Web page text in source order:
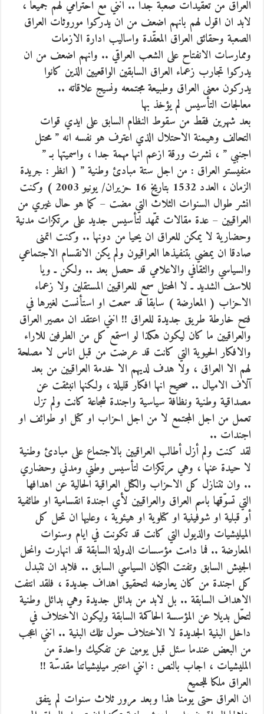
العراق من تعقيدات صعبة جدا .. انني مع احترامي لهم جميعا ،
لابد ان اقول لهم بانهم اضعف من ان يدركوا موروثات العراق
الصعبة وحقائق العراق المعقّدة واساليب ادارة الازمات
وممارسات الانفتاح على الشعب العراقي .. وانهم اضعف من ان
يدركوا تجارب زعماء العراق السابقين الواقعيين الذين كانوا
يدركون معنى العراق وطبيعة مجتمعه ونسيج علاقاته ..
معالجات التأسيس لم يؤخذ بها
بعد شهرين فقط من سقوط النظام السابق على ايدي قوات
التحالف وهيمنة الاحتلال الذي اعترف هو نفسه انه ” محتل
اجنبي ” ، نشرت ورقة ازعم انها مهمة جدا ، واسميتها بـ ”
منفيستو العراق : من اجل ستة مبادئ وطنية ” ( انظر : جريدة
الزمان ، العدد 1532 بتاريخ 16 حزيران/ يونيو 2003 ) وكنت
انشر طوال السنوات الثلاث التي مضت – كما هو حال غيري من
العراقيين – عدة مقالات تمّهد لتأسيس جديد على مرتكزات مدنية
وحضارية لا يمكن للعراق ان يحيا من دونها .. وكنت اتمنى
صادقا ان يمضي بتنفيذها العراقيون ولم يكن الانقسام الاجتماعي
والسياسي والثقافي والاعلامي قد حصل بعد .. ولكن ـ ويا
للاسف الشديد ـ لا المحتل سمع للعراقيين المستقلين ولا زعماء
الاحزاب ( المعارضة ) سابقا قد سمعت او استأنست لغيرها في
فتح خارطة طريق جديدة للعراق !! انني اعتقد ان مصير العراق
والعراقيين ما كان ليكون هكذا لو استمع كل من الطرفين للاراء
والافكار الحيوية التي كانت قد عرضت من قبل اناس لا مصلحة
لهم الا العراق ، ولا هدف لديهم الا خدمة العراقيين من بعد
آلاف الاميال .. صحيح انها افكار قليلة ، ولكنها انبثقت عن
مصداقية وطنية ونظافة سياسية واجندة شجاعة كانت ولم تزل
تعمل من اجل المجتمع لا من اجل احزاب او كتل او طوائف او
اجندات ..
لقد كنت ولم أزل أطالب العراقيين بالاجتماع على مبادئ وطنية
لا حيدة عنها ، وهي مرتكزات لتأسيس وطني ومدني وحضاري
.. وان تتنازل كل الاحزاب والكتل العراقية الحالية عن اهدافها
التي تسوّقها باسم العراق والعراقيين لأي اجندة انقسامية او طائفية
أو قبلية او شوفينية او كتلوية او هيئوية ، وعليها ان تحل كل
الميليشيات والذيول التي كانت قد تكونت في ايام وسنوات
المعارضة .. فما دامت مؤسسات الدولة السابقة قد انهارت وانحل
الجيش السابق وتفتت الكيان السياسي السابق .. فلابد ان تتبدل
كل اجندة من كان يعارضه لتحقيق اهداف جديدة ، فلقد انتفت
الاهداف السابقة .. بل لابد من بدائل جديدة وهي بدائل وطنية
لتحّل بديلا عن المؤسسة الحاكمة السابقة وليكون الاختلاف في
داخل البنية الجديدة لا الاختلاف حول تلك البنية .. انني اعجب
من البعض عندما سئل قبل يومين عن تفكيك واحدة من
المليشيات ، اجاب بالنص : انني اعتبر ميليشياتنا مقدسّة !!
العراق ملكا للجميع
ان العراق حتى يومنا هذا وبعد مرور ثلاث سنوات لم يتفق